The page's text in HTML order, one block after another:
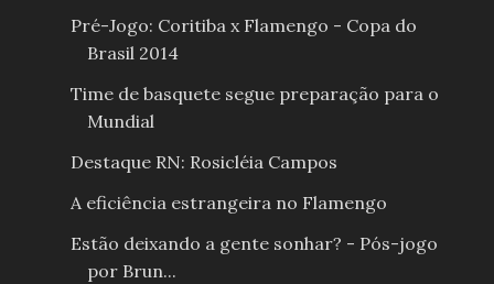
Pré-Jogo: Coritiba x Flamengo - Copa do
Brasil 2014
Time de basquete segue preparação para o
Mundial
Destaque RN: Rosicléia Campos
A eficiência estrangeira no Flamengo
Estão deixando a gente sonhar? - Pós-jogo
por Brun...